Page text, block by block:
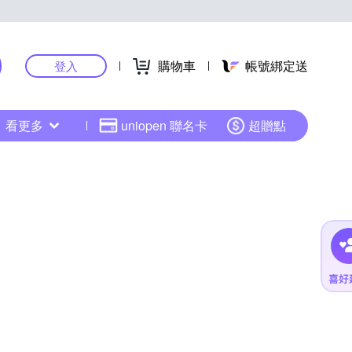
登入 購物車 帳號綁定送
看更多 uniopen 聯名卡 超贈點